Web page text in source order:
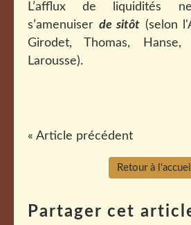
L’afflux de liquidités
s’amenuiser de sitôt (selon
Girodet, Thomas,
Larousse).
« Article précédent
Retour à l'accueil
Partager cet